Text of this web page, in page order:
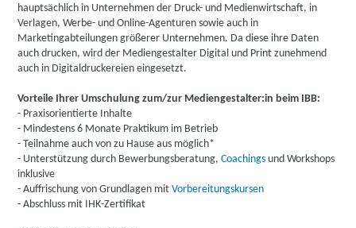
hauptsächlich in Unternehmen der Druck- und Medienwirtschaft, in
Verlagen, Werbe- und Online-Agenturen sowie auch in
Marketingabteilungen größerer Unternehmen. Da diese ihre Daten
auch drucken, wird der Mediengestalter Digital und Print zunehmend
auch in Digitaldruckereien eingesetzt.
Vorteile Ihrer Umschulung zum/zur Mediengestalter:in beim IBB:
- Praxisorientierte Inhalte
- Mindestens 6 Monate Praktikum im Betrieb
- Teilnahme auch von zu Hause aus möglich*
- Unterstützung durch Bewerbungsberatung, Coachingsund Workshops
inklusive
- Auffrischung von Grundlagen mitVorbereitungskursen
- Abschluss mit IHK-Zertifikat